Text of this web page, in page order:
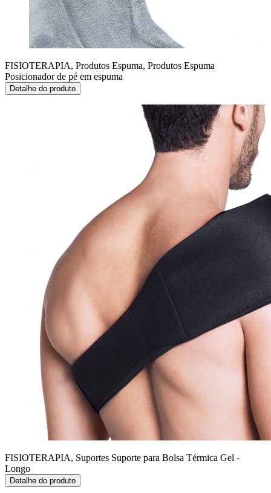
FISIOTERAPIA, Produtos Espuma, Produtos Espuma
Posicionador de pé em espuma
Detalhe do produto
FISIOTERAPIA, Suportes Suporte para Bolsa Térmica Gel -
Longo
Detalhe do produto